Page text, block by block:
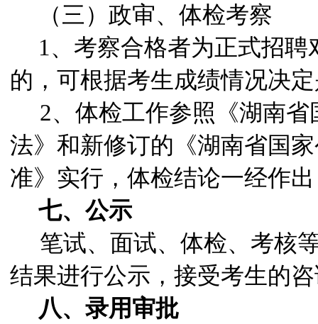
（三）政审、体检考察
1 、考察合格者为正式招
的，可根据考生成绩情况决
2、体检工作参照《湖南
法》和新修订的《湖南省国
准》实行，体检结论一经作
七、公示
笔试、面试、体检、考核
结果进行公示，接受考生的
八、录用审批